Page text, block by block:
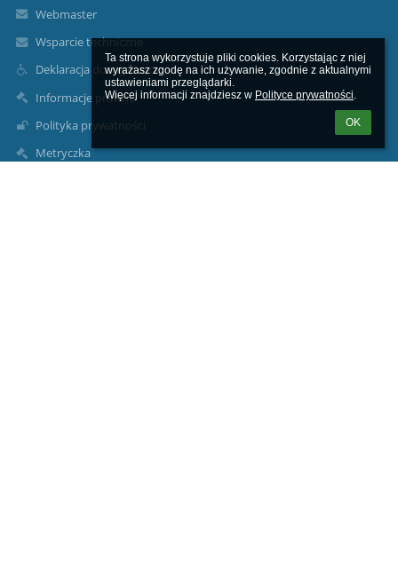
Ta strona wykorzystuje pliki cookies. Korzystając z niej
wyrażasz zgodę na ich używanie, zgodnie z aktualnymi
ustawieniami przeglądarki.
Więcej informacji znajdziesz w Polityce prywatności.
OK
Webmaster
Wsparcie techniczne
Deklaracja dostępności
Informacje prawne
Polityka prywatności
Metryczka